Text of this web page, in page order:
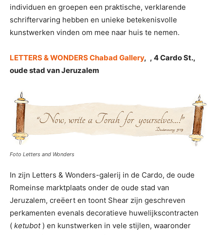
individuen en groepen een praktische, verklarende
schriftervaring hebben en unieke betekenisvolle
kunstwerken vinden om mee naar huis te nemen.
LETTERS & WONDERS Chabad Gallery, , 4 Cardo St.,
oude stad van Jeruzalem
Foto Letters and Wonders
In zijn Letters & Wonders-galerij in de Cardo, de oude
Romeinse marktplaats onder de oude stad van
Jeruzalem, creëert en toont Shear zijn geschreven
perkamenten evenals decoratieve huwelijkscontracten
( ketubot) en kunstwerken in vele stijlen, waaronder